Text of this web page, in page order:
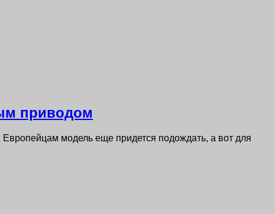
приводом
Европейцам модель еще придется подождать, а вот для